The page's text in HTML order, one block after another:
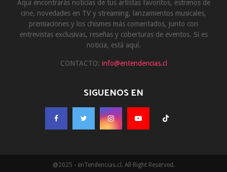
Aquí encontrarás noticias de tus artistas favoritos, estrenos de
cine, novedades en TV y streaming, lanzamientos musicales,
premiaciones y los chismes más comentados, junto con
entrevistas exclusivas, reseñas y coberturas de eventos. Si es
noticia, está aquí.
CONTACTO: info@entendencias.cl
SIGUENOS EN
@2025 - enTendencias.cl. All Right Reserved.